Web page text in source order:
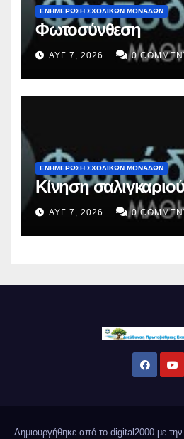
ΕΝΗΜΕΡΩΣΗ ΣΧΟΛΙΚΩΝ ΜΟΝΑΔΩΝ
Φωτοσύνθεση
ΑΥΓ 7, 2026 0
ΕΝΗΜΕΡΩΣΗ ΣΧΟΛΙΚΩΝ ΜΟΝΑΔΩΝ
Κίνηση σαλιγκαριού
ΑΥΓ 7, 2026 0
Δημιουργήθηκε από το digital2000 με